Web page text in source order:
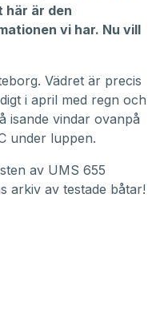
här är den
vi har. Nu vill
Vädret är precis
i april med regn och
isande vindar ovanpå
under luppen.
av UMS 655
arkiv av testade båtar!